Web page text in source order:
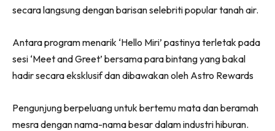
secara langsung dengan barisan selebriti popular tanah air.
Antara program menarik ‘Hello Miri’ pastinya terletak pada
sesi ‘Meet and Greet’ bersama para bintang yang bakal
hadir secara eksklusif dan dibawakan oleh Astro Rewards
Pengunjung berpeluang untuk bertemu mata dan beramah
mesra dengan nama-nama besar dalam industri hiburan.